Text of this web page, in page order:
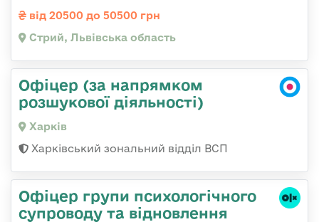
від 20500 до 50500 грн
Стрий, Львівська область
Офіцер (за напрямком
розшукової діяльності)
Харків
Харківський зональний відділ ВСП
Офіцер групи психологічного
супроводу та відновлення